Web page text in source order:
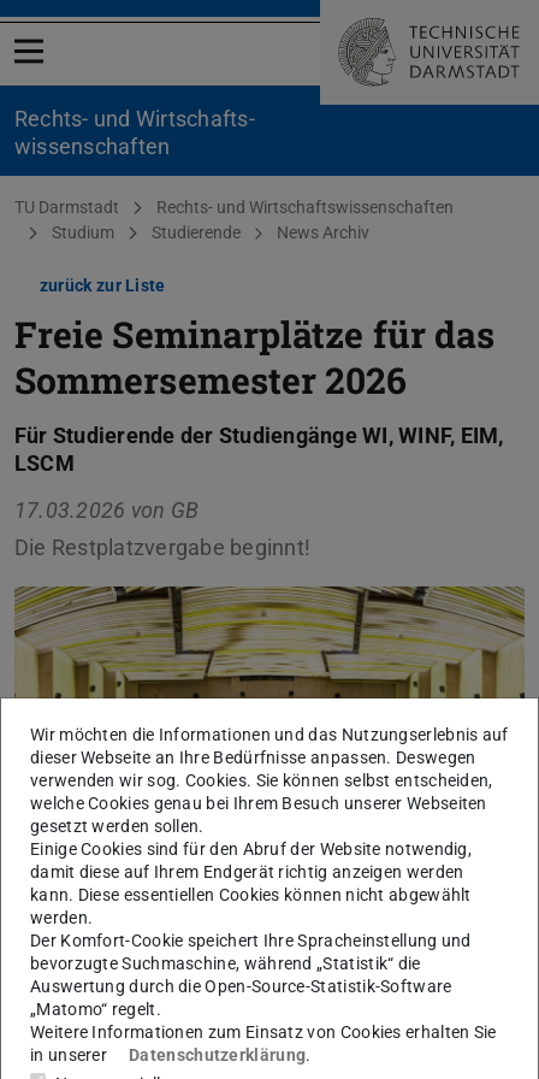
Menü öffnen
Rechts- und Wirtschafts­
wissenschaften
Sie befinden sich hier:
TU Darmstadt
Rechts- und Wirtschaftswissenschaften
Studium
Studierende News Archiv
zurück zur Liste
Freie Seminarplätze für das
Sommersemester 2026
Für Studierende der Studiengänge WI, WINF, EIM,
LSCM
17.03.2026 von GB
Die Restplatzvergabe beginnt!
Interessierte Studierende können sich ab sofort um die
noch freien Seminarplätze direkt bei den Fachgebieten
bewerben.
Eine Übersicht über die Restplätze für das
Sommersemester 2026 finden Sie unter
Wir möchten die Informationen und das Nutzungserlebnis auf
dieser Webseite an Ihre Bedürfnisse anpassen. Deswegen
verwenden wir sog. Cookies. Sie können selbst entscheiden,
welche Cookies genau bei Ihrem Besuch unserer Webseiten
gesetzt werden sollen.
Einige Cookies sind für den Abruf der Website notwendig,
damit diese auf Ihrem Endgerät richtig anzeigen werden
kann. Diese essentiellen Cookies können nicht abgewählt
werden.
Der Komfort-Cookie speichert Ihre Spracheinstellung und
bevorzugte Suchmaschine, während „Statistik“ die
Auswertung durch die Open-Source-Statistik-Software
„Matomo“ regelt.
Weitere Informationen zum Einsatz von Cookies erhalten Sie
in unserer
Datenschutzerklärung.